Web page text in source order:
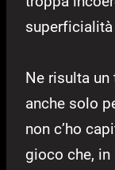
Ne risulta
anche solo
non c’ho
gioco che,